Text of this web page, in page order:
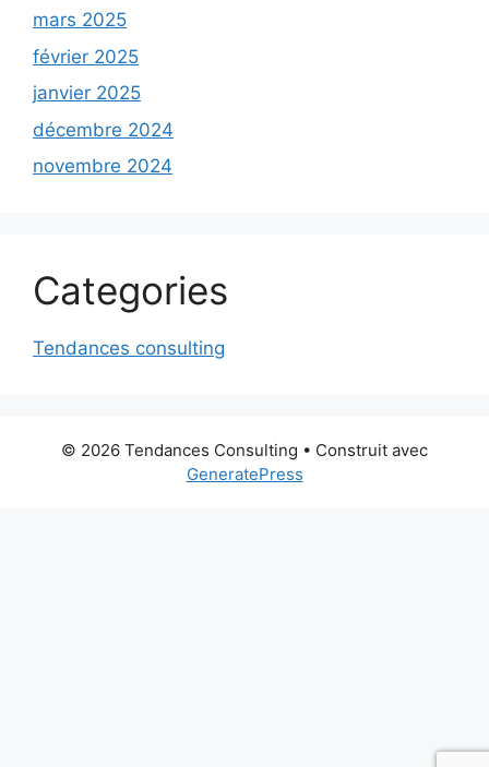
mars 2025
février 2025
janvier 2025
décembre 2024
novembre 2024
Categories
Tendances consulting
© 2026 Tendances Consulting • Construit avec
GeneratePress